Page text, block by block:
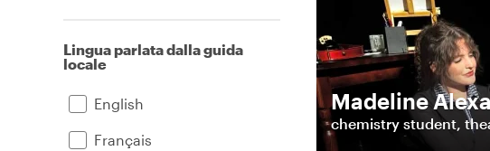
Lingua parlata dalla guida
locale
English
Français
Madeline
chemistry student,